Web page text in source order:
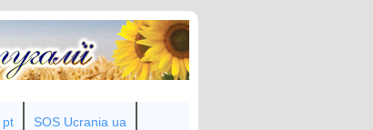
pt SOS Ucrania ua